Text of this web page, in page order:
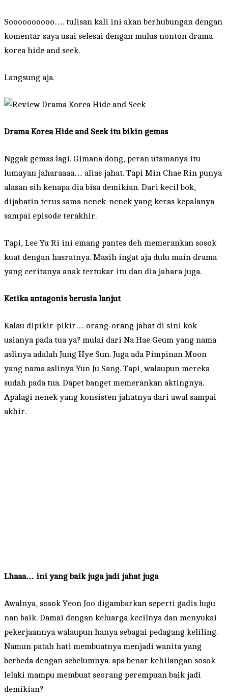
Soooooooooo…. tulisan kali ini akan berhubungan dengan
komentar saya usai selesai dengan mulus nonton drama
korea hide and seek.
Langsung aja.
Drama Korea Hide and Seek itu bikin gemas
Nggak gemas lagi. Gimana dong, peran utamanya itu
lumayan jaharaaaa… alias jahat. Tapi Min Chae Rin punya
alasan sih kenapa dia bisa demikian. Dari kecil bok,
dijahatin terus sama nenek-nenek yang keras kepalanya
sampai episode terakhir.
Tapi, Lee Yu Ri ini emang pantes deh memerankan sosok
kuat dengan hasratnya. Masih ingat aja dulu main drama
yang ceritanya anak tertukar itu dan dia jahara juga.
Ketika antagonis berusia lanjut
Kalau dipikir-pikir… orang-orang jahat di sini kok
usianya pada tua ya? mulai dari Na Hae Geum yang nama
aslinya adalah Jung Hye Sun. Juga ada Pimpinan Moon
yang nama aslinya Yun Ju Sang. Tapi, walaupun mereka
sudah pada tua. Dapet banget memerankan aktingnya.
Apalagi nenek yang konsisten jahatnya dari awal sampai
akhir.
Lhaaa… ini yang baik juga jadi jahat juga
Awalnya, sosok Yeon Joo digambarkan seperti gadis lugu
nan baik. Damai dengan keluarga kecilnya dan menyukai
pekerjaannya walaupun hanya sebagai pedagang keliling.
Namun patah hati membuatnya menjadi wanita yang
berbeda dengan sebelumnya. apa benar kehilangan sosok
lelaki mampu membuat seorang perempuan baik jadi
demikian?